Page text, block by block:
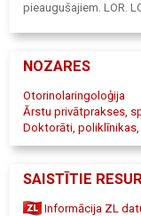
pieaugušajiem. LOR.
NOZARES
Otorinolaringoloģija
Ārstu privātprakses,
Doktorāti,
SAISTĪTIE
Informācija ZL